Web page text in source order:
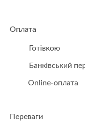
Оплата
Готівкою
Банківський
Online-оплата
Переваги